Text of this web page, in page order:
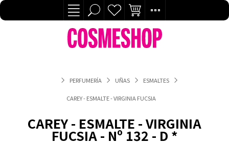
PERFUMERÍA UÑAS ESMALTES
CAREY - ESMALTE - VIRGINIA FUCSIA - Nº 132 - D *
CAREY - ESMALTE - VIRGINIA
FUCSIA - Nº 132 - D *